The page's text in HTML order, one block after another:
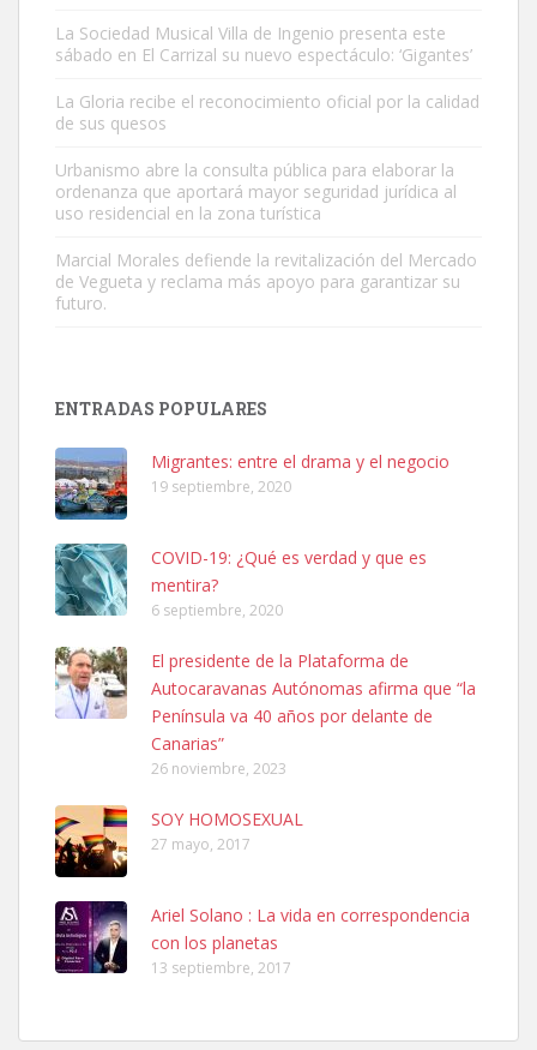
Este gato macho ha aparecido en la calle hace menos de un mes,
Leales.org » Gran Canaria | 9.7.2025
Leales.org » Gran Canaria
SHIBA PERDIDO AVDA JOSE MESA Y LOPEZ
PERRO MACHO RAZA SHIBA CON MICROCHIP PERDIDO HOY
06/07/2025 ZONA MESA Y LOPEZ. ES MUY ASUSTADIZO
Leales.org » Gran Canaria
6.7.2025
Ninfa perdida
El día 5 se los perdió una ninfa papillera, asustada tiene miedo a la
calle, se perdió por la zon...
La Sociedad Musical Villa de Ingenio presenta este
sábado en El Carrizal su nuevo espectáculo: ‘Gigantes’
La Gloria recibe el reconocimiento oficial por la calidad
de sus quesos
Urbanismo abre la consulta pública para elaborar la
ordenanza que aportará mayor seguridad jurídica al
uso residencial en la zona turística
Marcial Morales defiende la revitalización del Mercado
de Vegueta y reclama más apoyo para garantizar su
futuro.
ENTRADAS POPULARES
Migrantes: entre el drama y el negocio
19 septiembre, 2020
COVID-19: ¿Qué es verdad y que es
mentira?
6 septiembre, 2020
El presidente de la Plataforma de
Autocaravanas Autónomas afirma que “la
Península va 40 años por delante de
Canarias”
26 noviembre, 2023
SOY HOMOSEXUAL
27 mayo, 2017
Ariel Solano : La vida en correspondencia
con los planetas
13 septiembre, 2017